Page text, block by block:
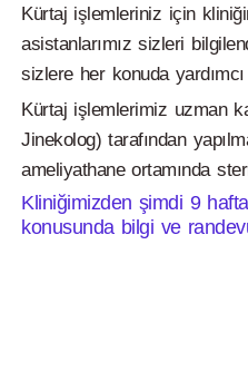
Kürtaj işlemleriniz için
asistanlarımız sizleri
sizlere her konuda
Kürtaj işlemlerimiz uzman
Jinekolog) tarafından
ameliyathane ortamında
Kliniğimizden şimdi 9
konusunda bilgi ve